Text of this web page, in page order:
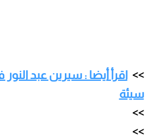
اقرأ أيضا : سيرين عبد
سيئة